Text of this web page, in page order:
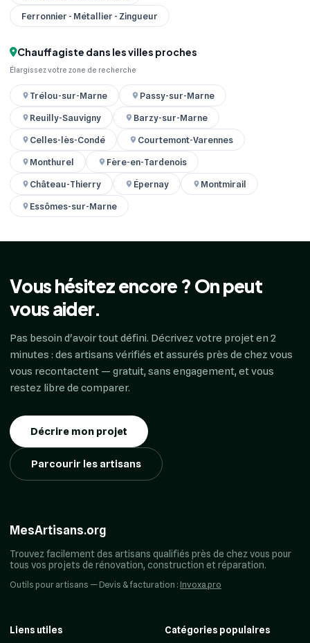
Ferronnier - Métallier - Zingueur
Chauffagiste dans les villes proches
Élargissez votre zone de recherche
Trélou-sur-Marne
Passy-sur-Marne
Reuilly-Sauvigny
Barzy-sur-Marne
Celles-lès-Condé
Courtemont-Varennes
Monthurel
Fère-en-Tardenois
Château-Thierry
Épernay
Montmirail
Essômes-sur-Marne
Vous hésitez encore ? On peut
vous aider.
Pas besoin d'avoir tout défini. Décrivez votre projet en 2
minutes : des artisans vérifiés et assurés près de chez vous
vous recontactent — gratuit, sans engagement, et vous
restez libre de comparer.
Décrire mon projet
Parcourir les artisans
MesArtisans.org
Trouvez facilement des artisans qualifiés près de chez vous pour
tous vos projets de rénovation, construction et réparation.
Outils pour artisans — Devis & facturation : Invoxa.pro
Liens utiles
Catégories populaires